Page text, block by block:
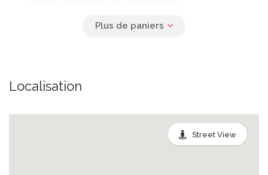
sandwiches, bakes and sweet treats.
Localisation
Street View